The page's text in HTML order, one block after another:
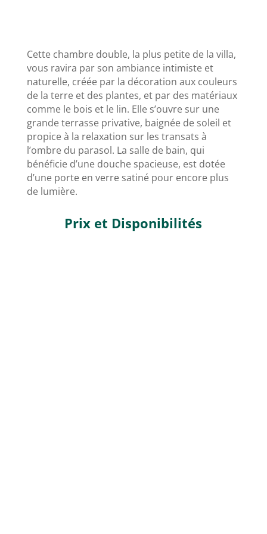
Cette chambre double, la plus petite de la villa,
vous ravira par son ambiance intimiste et
naturelle, créée par la décoration aux couleurs
de la terre et des plantes, et par des matériaux
comme le bois et le lin. Elle s’ouvre sur une
grande terrasse privative, baignée de soleil et
propice à la relaxation sur les transats à
l’ombre du parasol. La salle de bain, qui
bénéficie d’une douche spacieuse, est dotée
d’une porte en verre satiné pour encore plus
de lumière.
Prix et Disponibilités